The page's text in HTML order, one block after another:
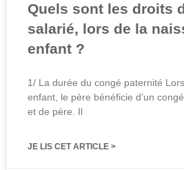
Quels sont les droits
salarié, lors de la
enfant ?
1/ La durée du congé paternité
enfant, le père bénéficie d’un
et de père. Il
JE LIS CET ARTICLE >